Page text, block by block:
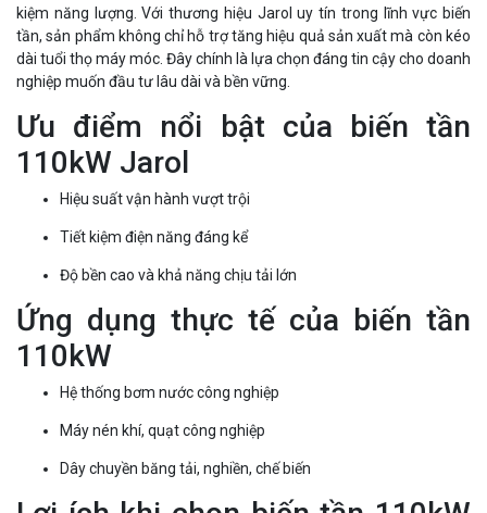
kiệm năng lượng. Với thương hiệu Jarol uy tín trong lĩnh vực biến
tần, sản phẩm không chỉ hỗ trợ tăng hiệu quả sản xuất mà còn kéo
dài tuổi thọ máy móc. Đây chính là lựa chọn đáng tin cậy cho doanh
nghiệp muốn đầu tư lâu dài và bền vững.
Ưu điểm nổi bật của biến tần
110kW Jarol
Hiệu suất vận hành vượt trội
Tiết kiệm điện năng đáng kể
Độ bền cao và khả năng chịu tải lớn
Ứng dụng thực tế của biến tần
110kW
Hệ thống bơm nước công nghiệp
Máy nén khí, quạt công nghiệp
Dây chuyền băng tải, nghiền, chế biến